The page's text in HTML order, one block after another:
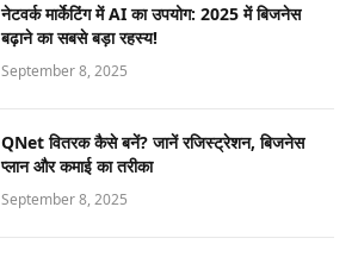
नेटवर्क मार्केटिंग में AI का उपयोग: 2025 में बिजनेस
बढ़ाने का सबसे बड़ा रहस्य!
September 8, 2025
QNet वितरक कैसे बनें? जानें रजिस्ट्रेशन, बिजनेस
प्लान और कमाई का तरीका
September 8, 2025